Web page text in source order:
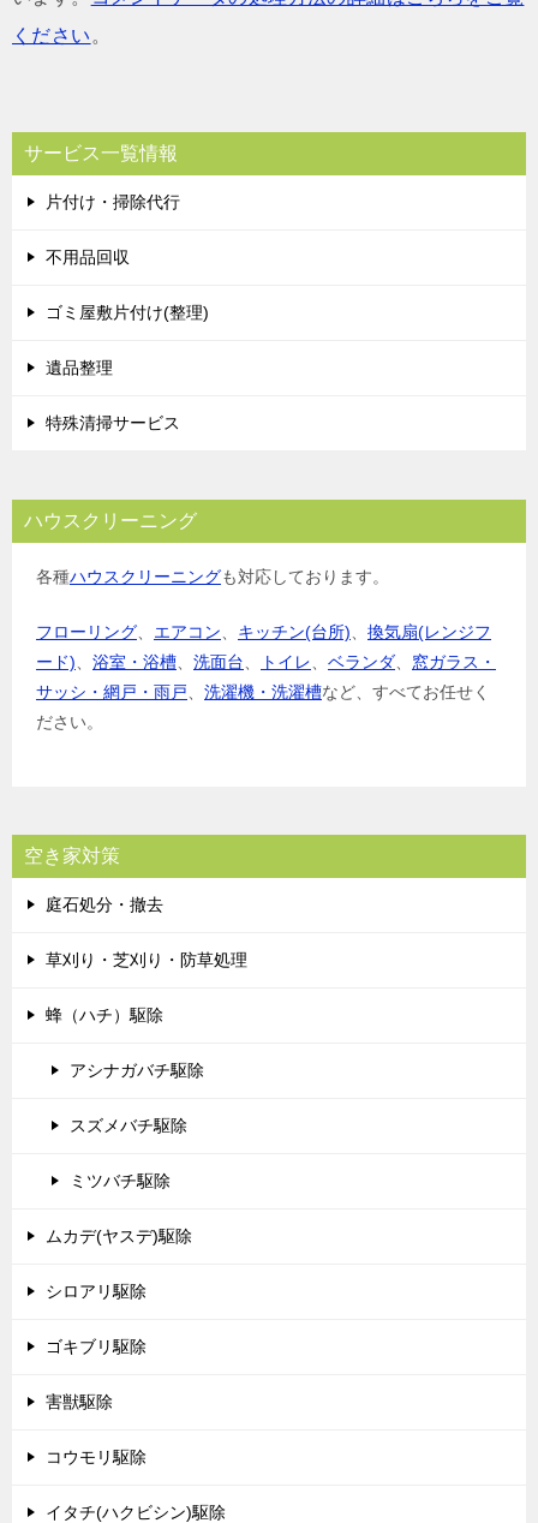
ください 。
サービス一覧情報
片付け・掃除代行
不用品回収
ゴミ屋敷片付け(整理)
遺品整理
特殊清掃サービス
ハウスクリーニング
各種ハウスクリーニングも対応しております。
フローリング エアコン キッチン(台所)
換気扇(レンジフ
ード)
浴室・浴槽 洗面台 トイレ ベランダ
窓ガラス・
サッシ・網戸・雨戸
洗濯機・洗濯槽など、すべてお任せく
ださい。
空き家対策
庭石処分・撤去
草刈り・芝刈り・防草処理
蜂（ハチ）駆除
アシナガバチ駆除
スズメバチ駆除
ミツバチ駆除
ムカデ(ヤスデ)駆除
シロアリ駆除
ゴキブリ駆除
害獣駆除
コウモリ駆除
イタチ(ハクビシン)駆除